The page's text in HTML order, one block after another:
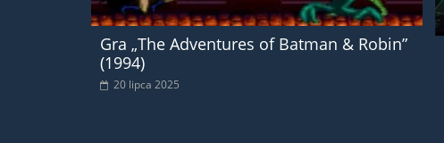
Gra „The Adventures of Batman & Robin”
(1994)
20 lipca 2025